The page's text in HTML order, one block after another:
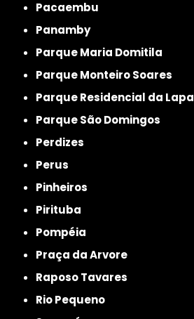
Pacaembu
Panamby
Parque Maria Domitila
Parque Monteiro Soares
Parque Residencial da Lapa
Parque São Domingos
Perdizes
Perus
Pinheiros
Pirituba
Pompéia
Praça da Arvore
Raposo Tavares
Rio Pequeno